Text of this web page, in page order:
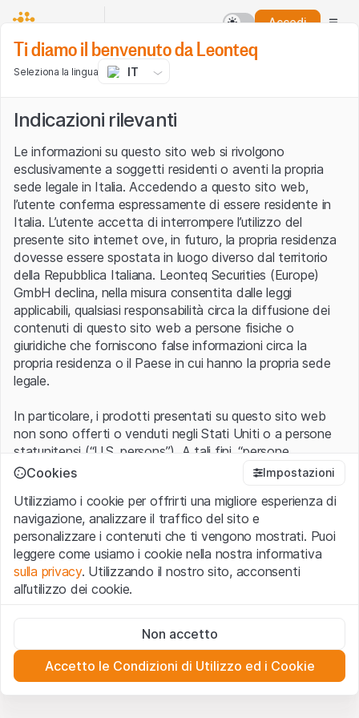
Accedi
Ti diamo il benvenuto da Leonteq
Seleziona la lingua IT
Indicazioni rilevanti
Le informazioni su questo sito web si rivolgono
esclusivamente a soggetti residenti o aventi la propria
sede legale in Italia. Accedendo a questo sito web,
l’utente conferma espressamente di essere residente in
Italia. L’utente accetta di interrompere l’utilizzo del
presente sito internet ove, in futuro, la propria residenza
dovesse essere spostata in luogo diverso dal territorio
della Repubblica Italiana. Leonteq Securities (Europe)
GmbH declina, nella misura consentita dalle leggi
applicabili, qualsiasi responsabilità circa la diffusione dei
contenuti di questo sito web a persone fisiche o
giuridiche che forniscono false informazioni circa la
propria residenza o il Paese in cui hanno la propria sede
legale.
In particolare, i prodotti presentati su questo sito web
non sono offerti o venduti negli Stati Uniti o a persone
statunitensi (“U.S. persons”). A tali fini, “persone
statunitensi” vanno intese nel significato ad esse ascritto
1933 che include le persone residenti negli Stati Uniti
d’America, le società per azioni e le altre forme societarie
americane.
Condizioni di utilizzo e informazioni legali
Con l’accesso al sito web (di seguito, il “Sito”) si dichiara
avvertenze importanti e le condizioni di utilizzo ivi rese
siano accettate, l’utente è tenuto ad interrompere
l’utilizzo del presente Sito.
Cookies Impostazioni
Utilizziamo i cookie per offrirti una migliore esperienza di
navigazione, analizzare il traffico del sito e
personalizzare i contenuti che ti vengono mostrati. Puoi
leggere come usiamo i cookie nella nostra informativa
sulla privacy. Utilizzando il nostro sito, acconsenti
all’utilizzo dei cookie.
Questi cookie sono necessari per il funzionamento del sito
web e non possono essere disattivati.
Cookie analitici
Questi cookie monitorano in forma anonima le interazioni
Non accetto
Accetto le Condizioni di Utilizzo ed i Cookie